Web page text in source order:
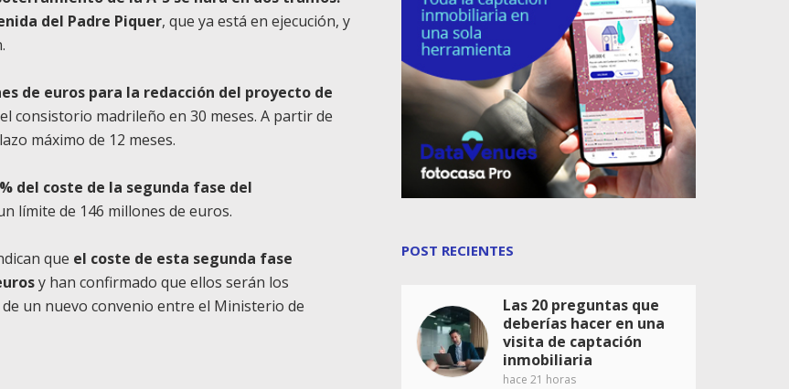
del Padre Piquer, que ya está en ejecución, y
de euros para la redacción del proyecto de
consistorio madrileño en 30 meses. A partir de
máximo de 12 meses.
del coste de la segunda fase del
límite de 146 millones de euros.
que el coste de esta segunda fase
y han confirmado que ellos serán los
un nuevo convenio entre el Ministerio de
POST RECIENTES
Las 20 preguntas que
deberías hacer en una
visita de captación
inmobiliaria
hace 21 horas